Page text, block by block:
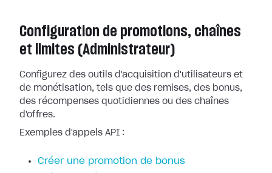
Configuration de promotions, chaînes
et limites (Administrateur)
Configurez des outils d'acquisition d'utilisateurs et
de monétisation, tels que des remises, des bonus,
des récompenses quotidiennes ou des chaînes
d'offres.
Exemples d'appels API :
Créer une promotion de bonus